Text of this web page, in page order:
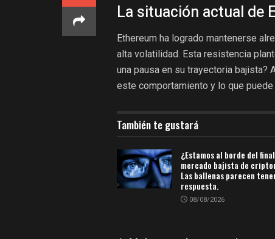
La situación actual de
Ethereum ha logrado mantenerse
alta volatilidad. Esta resistencia
una pausa en su trayectoria bajista?
este comportamiento y lo que
También te gustará
¿Estamos al borde del
mercado bajista de
Las ballenas parecen
respuesta.
08/08/2026